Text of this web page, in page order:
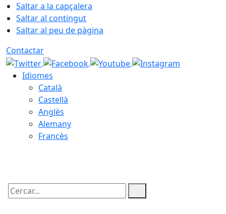
Saltar a la capçalera
Saltar al contingut
Saltar al peu de pàgina
Contactar
Idiomes
Català
Castellà
Anglès
Alemany
Francès
Cercar: